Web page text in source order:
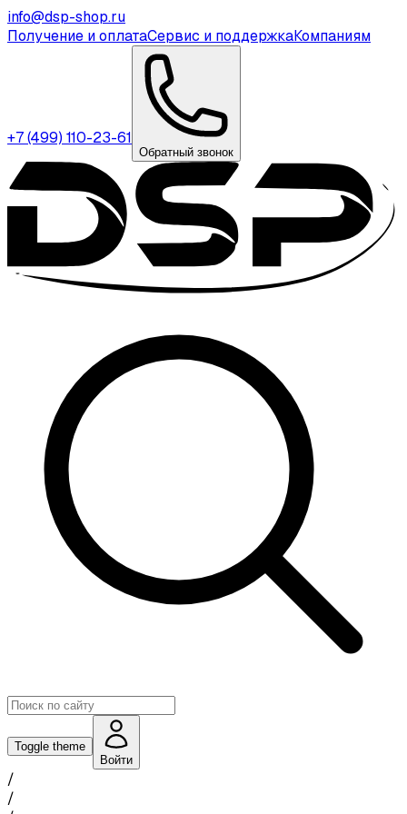
info@dsp-shop.ru
Получение и оплатаСервис и поддержкаКомпаниям
+7 (499) 110-23-61
Обратный звонок
Toggle theme
Войти
/
/